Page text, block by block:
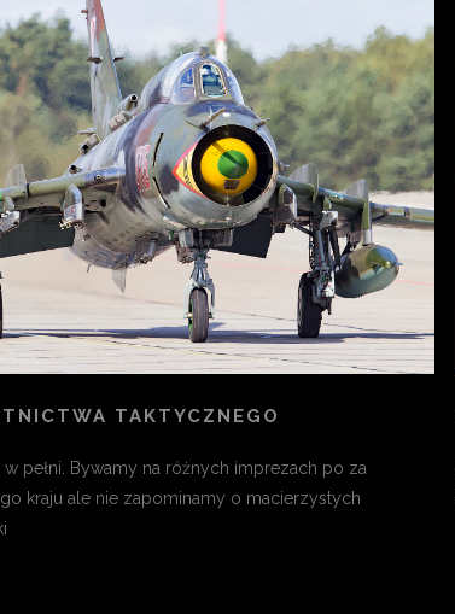
TAKTYCZNEGO
pełni. Bywamy na różnych imprezach po za
kraju ale nie zapominamy o macierzystych